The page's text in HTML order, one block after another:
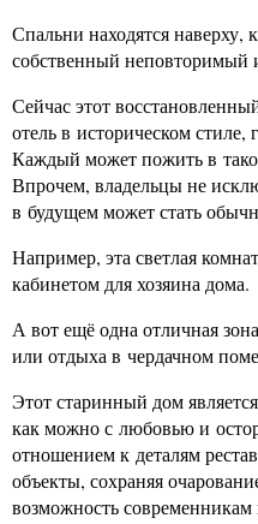
Спальни находятся наверху,
собственный неповторимый
Сейчас этот
отель в историческом стиле,
Каждый может пожить в
Впрочем, владельцы не
в будущем может стать
Например, эта светлая
кабинетом для хозяина дома.
А вот ещё одна отличная
или отдыха в чердачном
Этот старинный дом
как можно с любовью и
отношением к деталям
объекты, сохраняя
возможность современникам